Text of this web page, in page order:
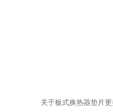
关于板式换热器垫片